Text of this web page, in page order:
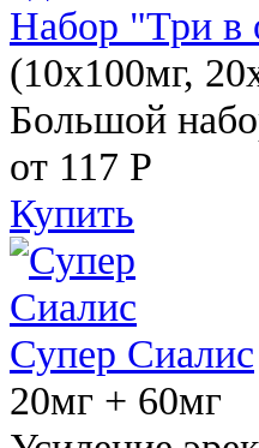
Набор "Три в
(10x100мг,
Большой
от 117 Р
Купить
Супер Сиалис
20мг + 60мг